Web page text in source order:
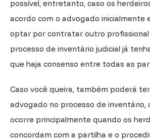
possível, entretanto, caso os
acordo com o advogado inicialmente
optar por contratar outro profissional
processo de inventário judicial já
que haja consenso entre todas as
Caso você queira, também poderá
advogado no processo de inventário,
ocorre principalmente quando os
concordam com a partilha e o